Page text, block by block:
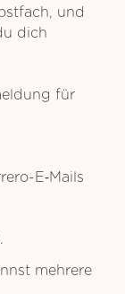
und
dich
für
E‑Mails
mehrere